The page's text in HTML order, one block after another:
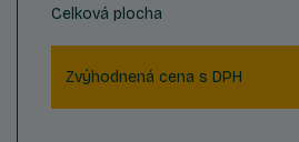
Celková plocha
Zvýhodnená cena s DPH